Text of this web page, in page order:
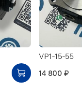
VP1-15-55
14 800 ₽